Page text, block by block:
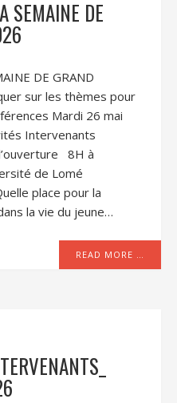
SEMAINE DE
DE GRAND
sur les thèmes pour
Mardi 26 mai
Intervenants
8H à
de Lomé
place pour la
la vie du jeune…
READ MORE …